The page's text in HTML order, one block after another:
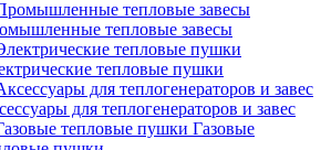
тепловые завесы
тепловые пушки
для теплогенераторов и завес
Газовые